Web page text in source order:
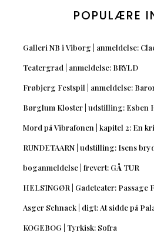
POPULÆRE
Galleri NB i Viborg | anmeldelse:
Teatergrad | anmeldelse: BRYLD
Frøbjerg Festspil | anmeldelse:
Børglum Kloster | udstilling: Esben
Mord på Vibrafonen | kapitel 2: En
RUNDETAARN | udstilling: Isens
boganmeldelse | frevert: GÅ TUR
HELSINGØR | Gadeteater: Passage
Asger Schnack | digt: At sidde på
KOGEBOG | Tyrkisk: Sofra